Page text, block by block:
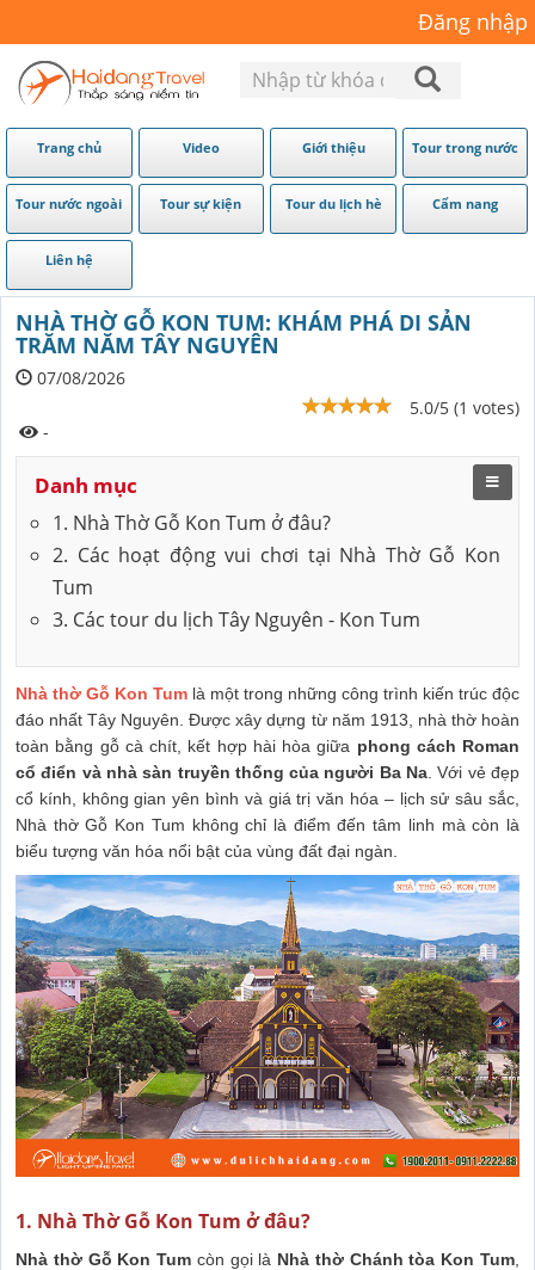
Đăng nhập
Trang chủ Video Giới thiệu Tour trong nước
Tour nước ngoài Tour sự kiện Tour du lịch hè Cẩm nang
Liên hệ
NHÀ THỜ GỖ KON TUM: KHÁM PHÁ DI SẢN
TRĂM NĂM TÂY NGUYÊN
07/08/2026
5.0/5 (1 votes)
-
Danh mục
1. Nhà Thờ Gỗ Kon Tum ở đâu?
2. Các hoạt động vui chơi tại Nhà Thờ Gỗ Kon
Tum
3. Các tour du lịch Tây Nguyên - Kon Tum
Nhà thờ Gỗ Kon Tum là một trong những công trình kiến trúc độc
đáo nhất Tây Nguyên. Được xây dựng từ năm 1913, nhà thờ hoàn
toàn bằng gỗ cà chít, kết hợp hài hòa giữa phong cách Roman
cổ điển và nhà sàn truyền thống của người Ba Na . Với vẻ đẹp
cổ kính, không gian yên bình và giá trị văn hóa – lịch sử sâu sắc,
Nhà thờ Gỗ Kon Tum không chỉ là điểm đến tâm linh mà còn là
biểu tượng văn hóa nổi bật của vùng đất đại ngàn.
1. Nhà Thờ Gỗ Kon Tum ở đâu?
Nhà thờ Gỗ Kon Tum còn gọi là Nhà thờ Chánh tòa Kon Tum